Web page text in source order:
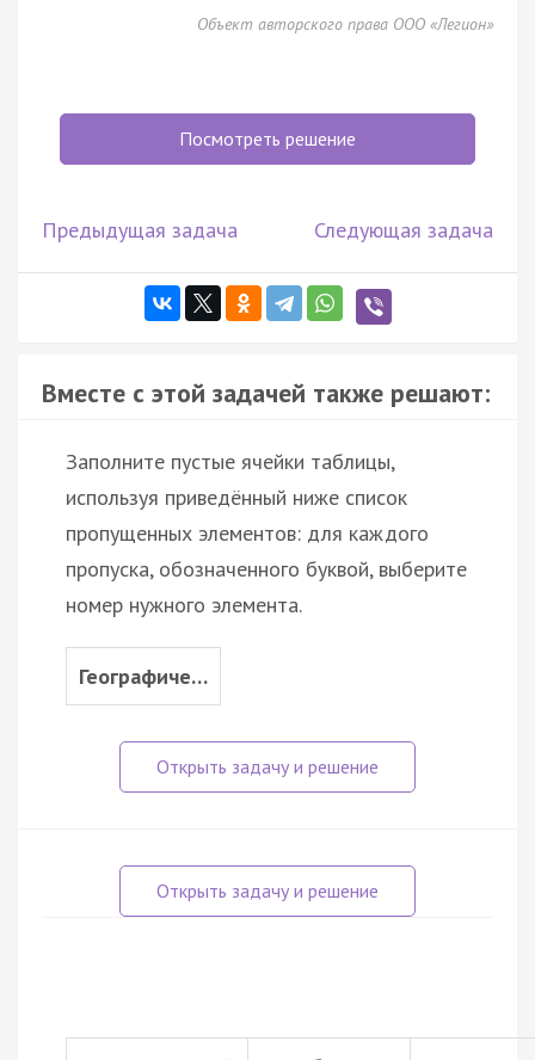
Объект авторского права ООО «Легион»
Посмотреть решение
Предыдущая задача Следующая задача
Вместе с этой задачей также решают:
Заполните пустые ячейки таблицы,
используя приведённый ниже список
пропущенных элементов: для каждого
пропуска, обозначенного буквой, выберите
номер нужного элемента.
Географиче…